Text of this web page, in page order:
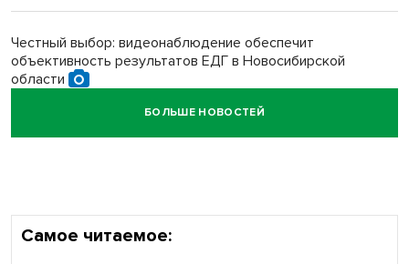
Честный выбор: видеонаблюдение обеспечит
объективность результатов ЕДГ в Новосибирской
области
Кибертанки пошли в бой: «Ростелеком» объявляет
БОЛЬШЕ НОВОСТЕЙ
Самое читаемое: